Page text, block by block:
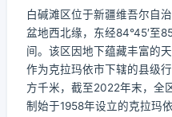
白碱滩区位于新疆维吾尔自
盆地西北缘，东经84°45′至
间。该区因地下蕴藏丰富的
作为克拉玛依市下辖的县级
方千米，截至2022年末，全
制始于1958年设立的克拉玛